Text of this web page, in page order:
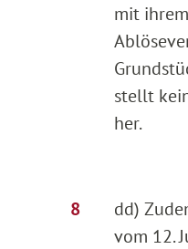
mit
stellt
her.
dd)
vom 12.